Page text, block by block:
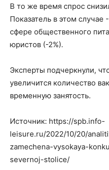
В то же время спрос
Показатель в этом случае
сфере общественного
юристов (-2%).
Эксперты подчеркнули,
увеличится количество
временную занятость.
Источник: https://spb.info-
leisure.ru/2022/10/20/
zamechena-vysokaya-
severnoj-stolice/